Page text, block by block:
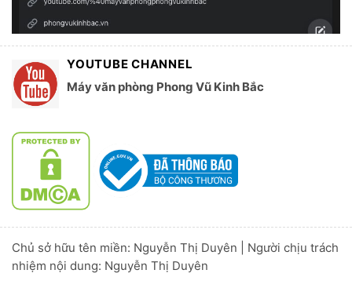
YOUTUBE CHANNEL
Máy văn phòng Phong Vũ Kinh Bắc
Chủ sở hữu tên miền: Nguyễn Thị Duyên | Người chịu trách
nhiệm nội dung: Nguyễn Thị Duyên